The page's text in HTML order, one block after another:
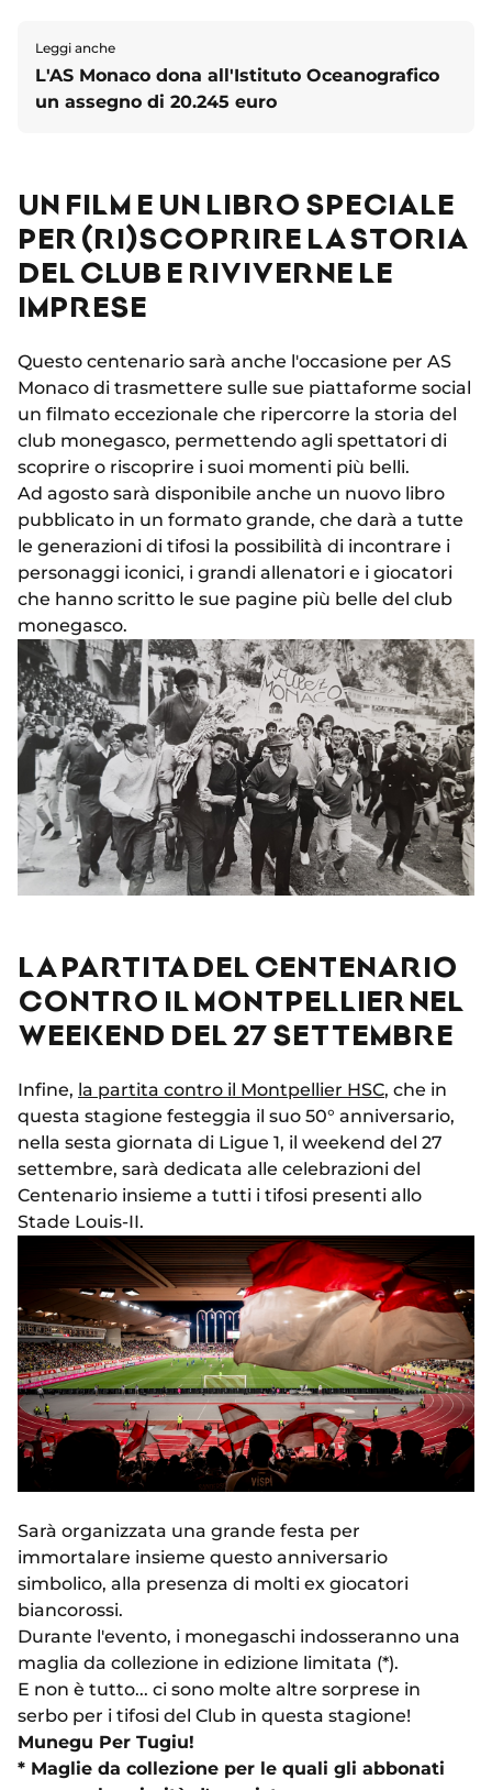
Leggi anche
L'AS Monaco dona all'Istituto Oceanografico
un assegno di 20.245 euro
UN FILM E UN LIBRO SPECIALE
PER (RI)SCOPRIRE LA STORIA
DEL CLUB E RIVIVERNE LE
IMPRESE
Questo centenario sarà anche l'occasione per AS
Monaco di trasmettere sulle sue piattaforme social
un filmato eccezionale che ripercorre la storia del
club monegasco, permettendo agli spettatori di
scoprire o riscoprire i suoi momenti più belli.
Ad agosto sarà disponibile anche un nuovo libro
pubblicato in un formato grande, che darà a tutte
le generazioni di tifosi la possibilità di incontrare i
personaggi iconici, i grandi allenatori e i giocatori
che hanno scritto le sue pagine più belle del club
monegasco.
LA PARTITA DEL CENTENARIO
CONTRO IL MONTPELLIER NEL
WEEKEND DEL 27 SETTEMBRE
Infine, la partita contro il Montpellier HSC, che in
questa stagione festeggia il suo 50° anniversario,
nella sesta giornata di Ligue 1, il weekend del 27
settembre, sarà dedicata alle celebrazioni del
Centenario insieme a tutti i tifosi presenti allo
Stade Louis-II.
Sarà organizzata una grande festa per
immortalare insieme questo anniversario
simbolico, alla presenza di molti ex giocatori
biancorossi.
Durante l'evento, i monegaschi indosseranno una
maglia da collezione in edizione limitata (*).
E non è tutto... ci sono molte altre sorprese in
serbo per i tifosi del Club in questa stagione!
Munegu Per Tugiu!
* Maglie da collezione per le quali gli abbonati